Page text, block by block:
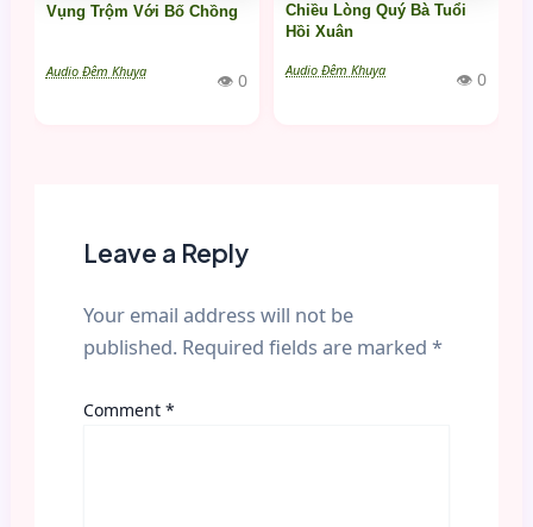
Vụng Trộm Với Bố Chồng
Audio Đêm Khuya 👁 0
Chiều Lòng Quý Bà Tuổi
Hồi Xuân
Audio Đêm Khuya 👁 0
Leave a Reply
Your email address will not be
published. Required fields are marked *
Comment *